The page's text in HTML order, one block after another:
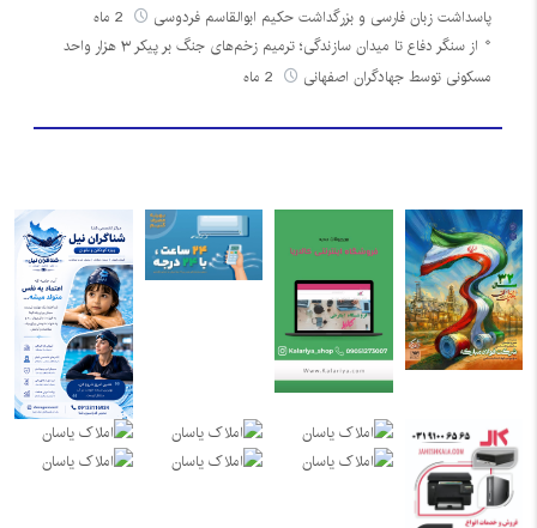
پاسداشت زبان فارسی و بزرگداشت حکیم ابوالقاسم فردوسی
از سنگر دفاع تا میدان سازندگی؛ ترمیم زخم‌های جنگ بر پیکر ۳ هزار واحد
مسکونی توسط جهادگران اصفهانی